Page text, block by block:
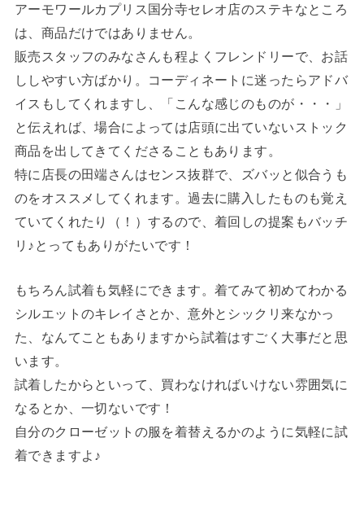
アーモワールカプリス国分寺セレオ店のステキなところ
は、商品だけではありません。
販売スタッフのみなさんも程よくフレンドリーで、お話
ししやすい方ばかり。コーディネートに迷ったらアドバ
イスもしてくれますし、「こんな感じのものが・・・」
と伝えれば、場合によっては店頭に出ていないストック
商品を出してきてくださることもあります。
特に店長の田端さんはセンス抜群で、ズバッと似合うも
のをオススメしてくれます。過去に購入したものも覚え
ていてくれたり（！）するので、着回しの提案もバッチ
リ♪とってもありがたいです！
もちろん試着も気軽にできます。着てみて初めてわかる
シルエットのキレイさとか、意外とシックリ来なかっ
た、なんてこともありますから試着はすごく大事だと思
います。
試着したからといって、買わなければいけない雰囲気に
なるとか、一切ないです！
自分のクローゼットの服を着替えるかのように気軽に試
着できますよ♪